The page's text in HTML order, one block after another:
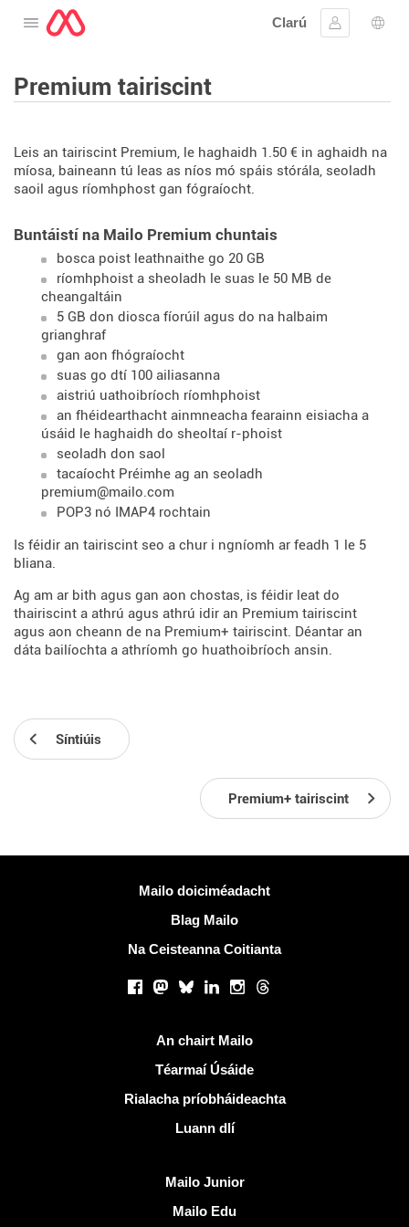
Oscail an roghchlár
Clarú
Sínigh
Premium tairiscint
Leis an tairiscint Premium, le haghaidh 1.50 € in aghaidh na
míosa, baineann tú leas as níos mó spáis stórála, seoladh
saoil agus ríomhphost gan fógraíocht.
Buntáistí na Mailo Premium chuntais
bosca poist leathnaithe go 20 GB
ríomhphoist a sheoladh le suas le 50 MB de
cheangaltáin
5 GB don diosca fíorúil agus do na halbaim
grianghraf
gan aon fhógraíocht
suas go dtí 100 ailiasanna
aistriú uathoibríoch ríomhphoist
an fhéidearthacht ainmneacha fearainn eisiacha a
úsáid le haghaidh do sheoltaí r-phoist
seoladh don saol
tacaíocht Préimhe ag an seoladh
premium@mailo.com
POP3 nó IMAP4 rochtain
Is féidir an tairiscint seo a chur i ngníomh ar feadh 1 le 5
bliana.
Ag am ar bith agus gan aon chostas, is féidir leat do
thairiscint a athrú agus athrú idir an Premium tairiscint
agus aon cheann de na Premium+ tairiscint. Déantar an
dáta bailíochta a athríomh go huathoibríoch ansin.
Síntiúis
Premium+ tairiscint
Mailo doiciméadacht
Blag Mailo
Na Ceisteanna Coitianta
Facebook
Mastodon
BlueskyLinkedInInstagram
Threads
An chairt Mailo
Téarmaí Úsáide
Rialacha príobháideachta
Luann dlí
Mailo Junior
Mailo Edu